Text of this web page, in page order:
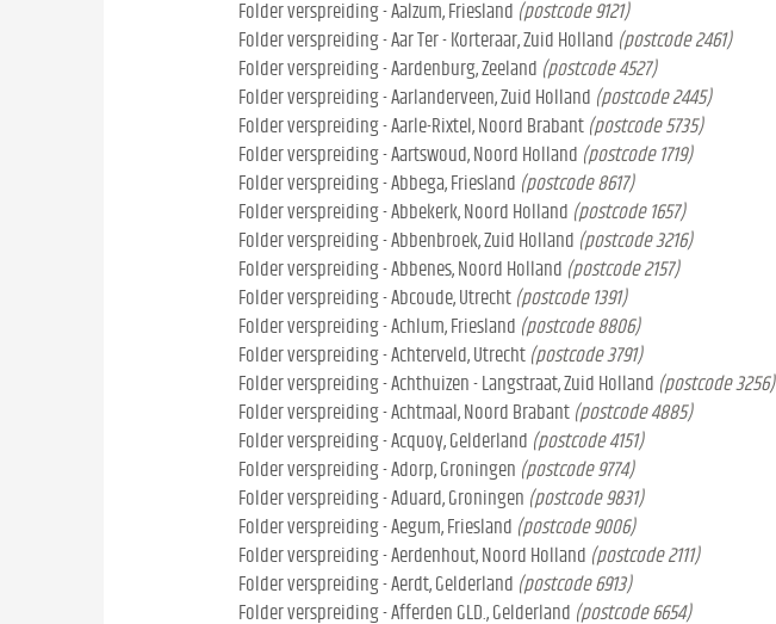
Folder verspreiding - Aalzum, Friesland (postcode 9121)
Folder verspreiding - Aar Ter - Korteraar, Zuid Holland (postcode 2461)
Folder verspreiding - Aardenburg, Zeeland (postcode 4527)
Folder verspreiding - Aarlanderveen, Zuid Holland (postcode 2445)
Folder verspreiding - Aarle-Rixtel, Noord Brabant (postcode 5735)
Folder verspreiding - Aartswoud, Noord Holland (postcode 1719)
Folder verspreiding - Abbega, Friesland (postcode 8617)
Folder verspreiding - Abbekerk, Noord Holland (postcode 1657)
Folder verspreiding - Abbenbroek, Zuid Holland (postcode 3216)
Folder verspreiding - Abbenes, Noord Holland (postcode 2157)
Folder verspreiding - Abcoude, Utrecht (postcode 1391)
Folder verspreiding - Achlum, Friesland (postcode 8806)
Folder verspreiding - Achterveld, Utrecht (postcode 3791)
Folder verspreiding - Achthuizen - Langstraat, Zuid Holland (postcode 3256)
Folder verspreiding - Achtmaal, Noord Brabant (postcode 4885)
Folder verspreiding - Acquoy, Gelderland (postcode 4151)
Folder verspreiding - Adorp, Groningen (postcode 9774)
Folder verspreiding - Aduard, Groningen (postcode 9831)
Folder verspreiding - Aegum, Friesland (postcode 9006)
Folder verspreiding - Aerdenhout, Noord Holland (postcode 2111)
Folder verspreiding - Aerdt, Gelderland (postcode 6913)
Folder verspreiding - Afferden GLD., Gelderland (postcode 6654)